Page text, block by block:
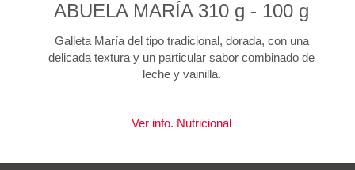
ABUELA MARÍA 310 g - 100 g
Galleta María del tipo tradicional, dorada, con una
delicada textura y un particular sabor combinado de
leche y vainilla.
Ver info. Nutricional